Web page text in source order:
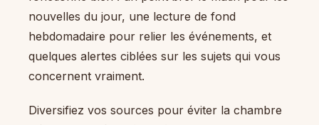
nouvelles du jour, une lecture de fond
hebdomadaire pour relier les événements, et
quelques alertes ciblées sur les sujets qui vous
concernent vraiment.
Diversifiez vos sources pour éviter la chambre